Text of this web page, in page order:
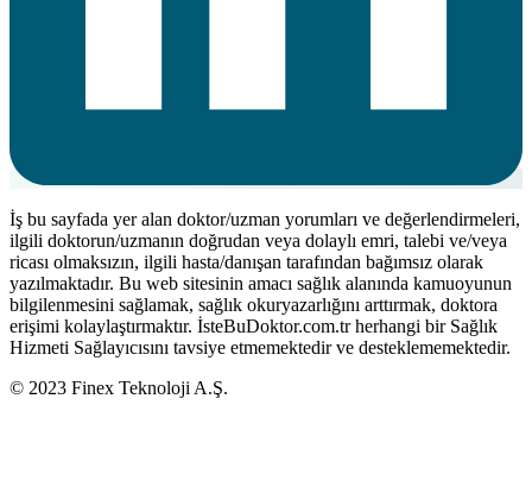
İş bu sayfada yer alan doktor/uzman yorumları ve değerlendirmeleri,
ilgili doktorun/uzmanın doğrudan veya dolaylı emri, talebi ve/veya
ricası olmaksızın, ilgili hasta/danışan tarafından bağımsız olarak
yazılmaktadır. Bu web sitesinin amacı sağlık alanında kamuoyunun
bilgilenmesini sağlamak, sağlık okuryazarlığını arttırmak, doktora
erişimi kolaylaştırmaktır. İsteBuDoktor.com.tr herhangi bir Sağlık
Hizmeti Sağlayıcısını tavsiye etmemektedir ve desteklememektedir.
© 2023 Finex Teknoloji A.Ş.